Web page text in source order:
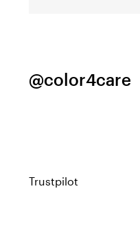
@color4care
Trustpilot